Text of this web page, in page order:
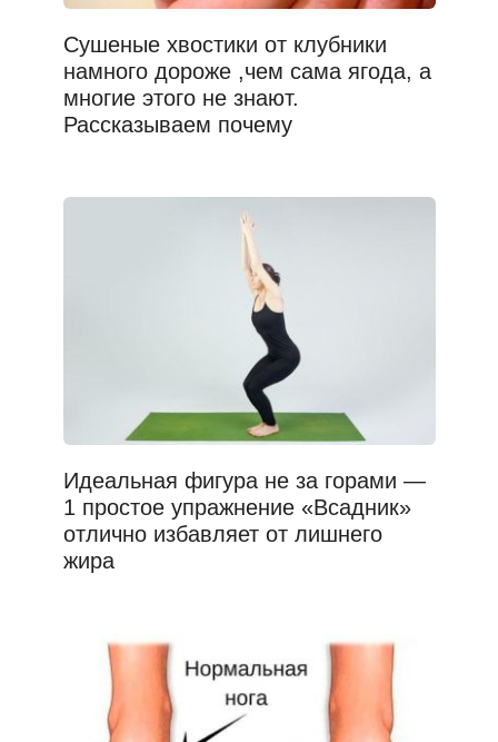
Сушеные хвостики от клубники
намного дороже ,чем сама ягода, а
многие этого не знают.
Рассказываем почему
Идеальная фигура не за горами —
1 простое упражнение «Всадник»
отлично избавляет от лишнего
жира